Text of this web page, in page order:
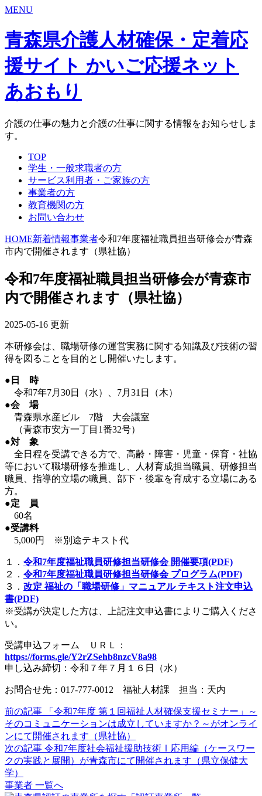
MENU
青森県介護人材確保・定着応
援サイト かいご応援ネット
あおもり
介護の仕事の魅力と介護の仕事に関する情報をお知らせしま
す。
TOP
学生・一般求職者の方
サービス利用者・ご家族の方
事業者の方
教育機関の方
お問い合わせ
HOME新着情報事業者令和7年度福祉職員担当研修会が青森
市内で開催されます（県社協）
令和7年度福祉職員担当研修会が青森市
内で開催されます（県社協）
2025-05-16 更新
本研修会は、職場研修の運営実務に関する知識及び技術の習
得を図ることを目的とし開催いたします。
●日 時
令和7年7月30日（水）、7月31日（木）
●会 場
青森県水産ビル 7階 大会議室
（青森市安方一丁目1番32号）
●対 象
全日程を受講できる方で、高齢・障害・児童・保育・社協
等において職場研修を推進し、人材育成担当職員、研修担当
職員、指導的立場の職員、部下・後輩を育成する立場にある
方。
●定 員
60名
●受講料
5,000円 ※別途テキスト代
１． 令和7年度福祉職員研修担当研修会 開催要項(PDF)
２． 令和7年度福祉職員研修担当研修会 プログラム(PDF)
３． 改定 福祉の「職場研修」マニュアル テキスト注文申込
書(PDF)
※受講が決定した方は、上記注文申込書によりご購入くださ
い。
受講申込フォーム ＵＲＬ：
https://forms.gle/Y2rZSehb8nzcV8a98
申し込み締切：令和７年７月１６日（水）
お問合せ先：017-777-0012 福祉人材課 担当：天内
前の記事 「令和7年度 第１回福祉人材確保支援セミナー」～
そのコミュニケーションは成立していますか？～がオンライ
ンにて開催されます（県社協）
次の記事 令和7年度社会福祉援助技術Ⅰ応用編（ケースワー
クの実践と展開）が青森市にて開催されます（県立保健大
学）
事業者 一覧へ